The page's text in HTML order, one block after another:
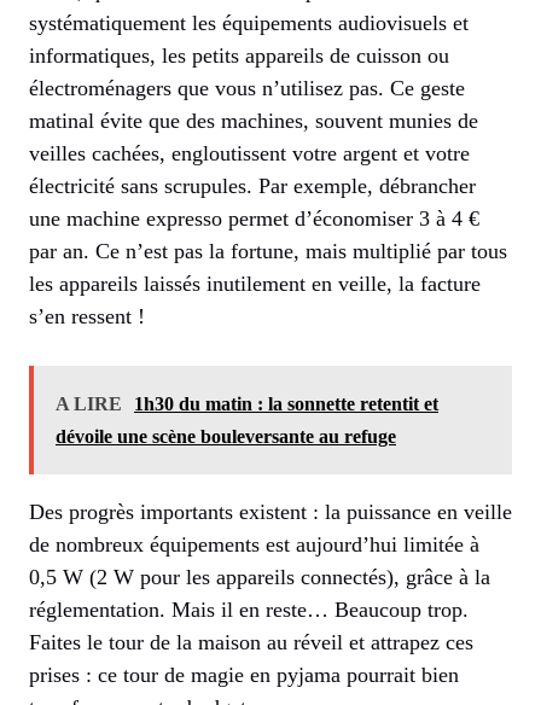
systématiquement les équipements audiovisuels et
informatiques, les petits appareils de cuisson ou
électroménagers que vous n’utilisez pas. Ce geste
matinal évite que des machines, souvent munies de
veilles cachées, engloutissent votre argent et votre
électricité sans scrupules. Par exemple, débrancher
une machine expresso permet d’économiser 3 à 4 €
par an. Ce n’est pas la fortune, mais multiplié par tous
les appareils laissés inutilement en veille, la facture
s’en ressent !
A LIRE
1h30 du matin : la sonnette retentit et
dévoile une scène bouleversante au refuge
Des progrès importants existent : la puissance en veille
de nombreux équipements est aujourd’hui limitée à
0,5 W (2 W pour les appareils connectés), grâce à la
réglementation. Mais il en reste… Beaucoup trop.
Faites le tour de la maison au réveil et attrapez ces
prises : ce tour de magie en pyjama pourrait bien